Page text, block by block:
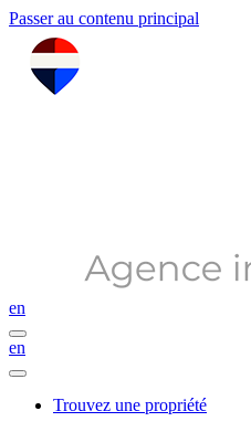
Passer au contenu principal
en
en
Trouvez une propriété